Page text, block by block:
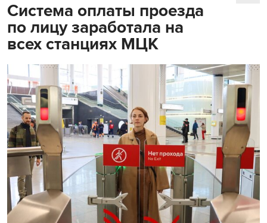
Система оплаты проезда
по лицу заработала на
всех станциях МЦК